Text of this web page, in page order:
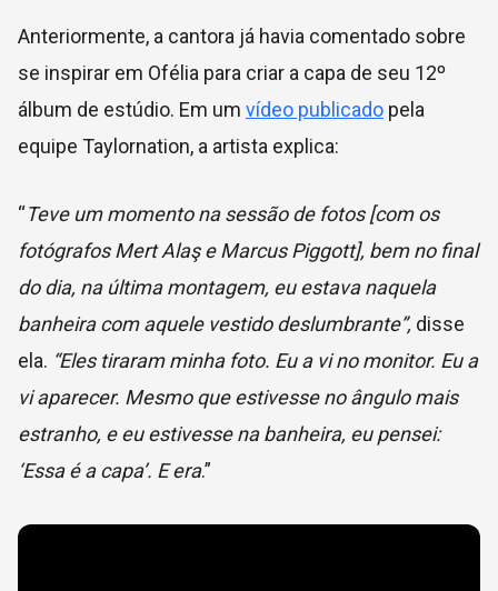
Anteriormente, a cantora já havia comentado sobre
se inspirar em Ofélia para criar a capa de seu 12º
álbum de estúdio. Em um vídeo publicado pela
equipe Taylornation, a artista explica:
“Teve um momento na sessão de fotos [com os
fotógrafos Mert Alaş e Marcus Piggott], bem no final
do dia, na última montagem, eu estava naquela
banheira com aquele vestido deslumbrante”, disse
ela. “Eles tiraram minha foto. Eu a vi no monitor. Eu a
vi aparecer. Mesmo que estivesse no ângulo mais
estranho, e eu estivesse na banheira, eu pensei:
‘Essa é a capa’. E era.”